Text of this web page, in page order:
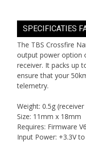
SPECIFICATIES
The TBS Crossfire
output power option
receiver. It packs up
ensure that your
telemetry.
Weight: 0.5g
Size: 11mm x 18mm
Requires: Firmware
Input Power: +3.3V to